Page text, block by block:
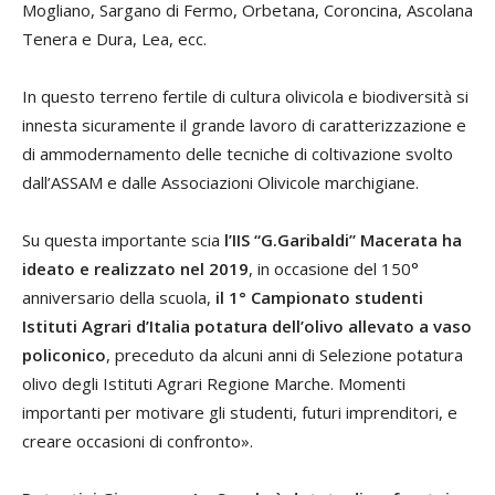
Mogliano, Sargano di Fermo, Orbetana, Coroncina, Ascolana
Tenera e Dura, Lea, ecc.
In questo terreno fertile di cultura olivicola e biodiversità si
innesta sicuramente il grande lavoro di caratterizzazione e
di ammodernamento delle tecniche di coltivazione svolto
dall’ASSAM e dalle Associazioni Olivicole marchigiane.
Su questa importante scia l’IIS “G.Garibaldi” Macerata ha
ideato e realizzato nel 2019, in occasione del 150°
anniversario della scuola, il 1° Campionato studenti
Istituti Agrari d’Italia potatura dell’olivo allevato a vaso
policonico, preceduto da alcuni anni di Selezione potatura
olivo degli Istituti Agrari Regione Marche. Momenti
importanti per motivare gli studenti, futuri imprenditori, e
creare occasioni di confronto».